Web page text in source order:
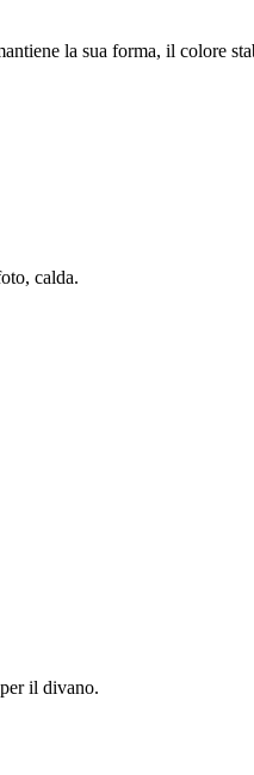
la sua forma, il colore
calda.
il divano.